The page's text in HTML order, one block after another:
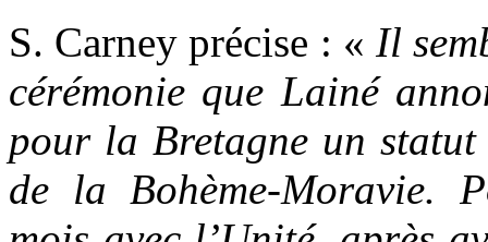
S. Carney précise : « Il
cérémonie que Lainé
pour la Bretagne un
de la Bohème-Moravie.